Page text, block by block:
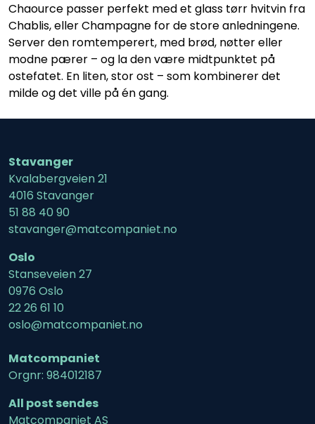
Chaource passer perfekt med et glass tørr hvitvin fra
Chablis, eller Champagne for de store anledningene.
Server den romtemperert, med brød, nøtter eller
modne pærer – og la den være midtpunktet på
ostefatet. En liten, stor ost – som kombinerer det
milde og det ville på én gang.
Stavanger
Kvalabergveien 21
4016 Stavanger
51 88 40 90
stavanger@matcompaniet.no
Oslo
Stanseveien 27
0976 Oslo
22 26 61 10
oslo@matcompaniet.no
Matcompaniet
Orgnr: 984012187
All post sendes
Matcompaniet AS